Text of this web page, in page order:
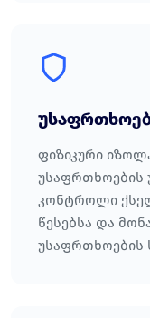
ფიზიკური
კონტროლი
წესებსა და
უსაფრთხოების